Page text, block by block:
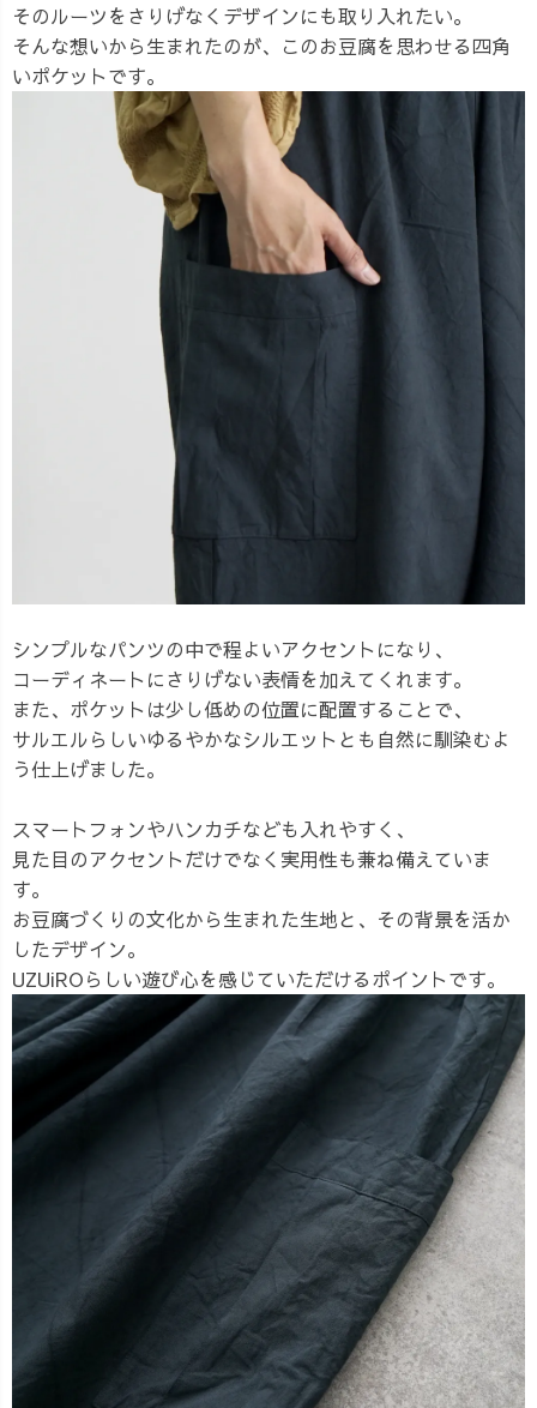
そのルーツをさりげなくデザインにも取り入れたい。
そんな想いから生まれたのが、このお豆腐を思わせる四角
いポケットです。
シンプルなパンツの中で程よいアクセントになり、
コーディネートにさりげない表情を加えてくれます。
また、ポケットは少し低めの位置に配置することで、
サルエルらしいゆるやかなシルエットとも自然に馴染むよ
う仕上げました。
スマートフォンやハンカチなども入れやすく、
見た目のアクセントだけでなく実用性も兼ね備えていま
す。
お豆腐づくりの文化から生まれた生地と、その背景を活か
したデザイン。
UZUiROらしい遊び心を感じていただけるポイントです。